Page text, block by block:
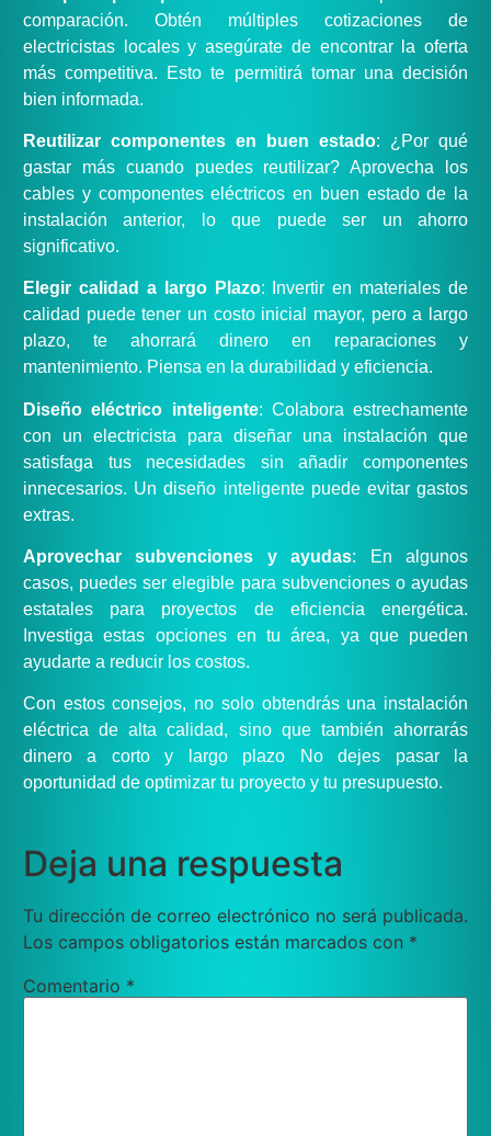
comparación. Obtén múltiples cotizaciones de
electricistas locales y asegúrate de encontrar la oferta
más competitiva. Esto te permitirá tomar una decisión
bien informada.
Reutilizar componentes en buen estado: ¿Por qué
gastar más cuando puedes reutilizar? Aprovecha los
cables y componentes eléctricos en buen estado de la
instalación anterior, lo que puede ser un ahorro
significativo.
Elegir calidad a largo Plazo: Invertir en materiales de
calidad puede tener un costo inicial mayor, pero a largo
plazo, te ahorrará dinero en reparaciones y
mantenimiento. Piensa en la durabilidad y eficiencia.
Diseño eléctrico inteligente: Colabora estrechamente
con un electricista para diseñar una instalación que
satisfaga tus necesidades sin añadir componentes
innecesarios. Un diseño inteligente puede evitar gastos
extras.
Aprovechar subvenciones y ayudas: En algunos
casos, puedes ser elegible para subvenciones o ayudas
estatales para proyectos de eficiencia energética.
Investiga estas opciones en tu área, ya que pueden
ayudarte a reducir los costos.
Con estos consejos, no solo obtendrás una instalación
eléctrica de alta calidad, sino que también ahorrarás
dinero a corto y largo plazo No dejes pasar la
oportunidad de optimizar tu proyecto y tu presupuesto.
Deja una respuesta
Tu dirección de correo electrónico no será publicada.
Los campos obligatorios están marcados con *
Comentario *